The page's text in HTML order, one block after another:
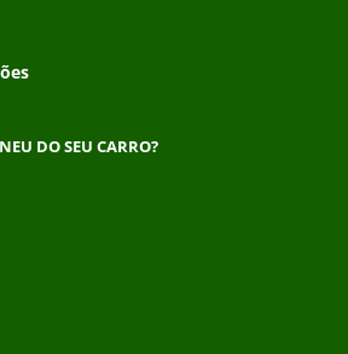
DO SEU CARRO?